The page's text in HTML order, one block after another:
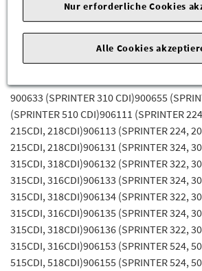
Zum Beispiel passend (kann
Fahrgestellnummerabhängig sein) für die
900633 (SPRINTER 310 CDI)900655
(SPRINTER 510 CDI)906111 (SPRINTER
215CDI, 218CDI)906113 (SPRINTER 224,
215CDI, 218CDI)906131 (SPRINTER 324,
315CDI, 318CDI)906132 (SPRINTER 322,
315CDI, 316CDI)906133 (SPRINTER 324,
315CDI, 318CDI)906134 (SPRINTER 322,
315CDI, 316CDI)906135 (SPRINTER 324,
315CDI, 318CDI)906136 (SPRINTER 322,
315CDI, 316CDI)906153 (SPRINTER 524,
515CDI, 518CDI)906155 (SPRINTER 524,
Nur erforderliche Cookies
Alle Cookies